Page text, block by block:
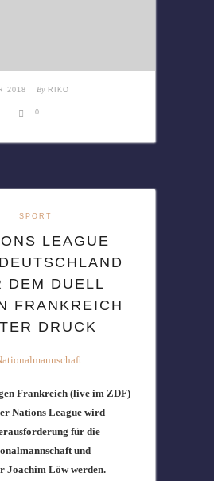
2018 By RIKO
0
SPORT
LEAGUE
DEM DUELL
FRANKREICH
DRUCK
Frankreich (live im ZDF)
Nations League wird
für die
und
Joachim Löw werden.